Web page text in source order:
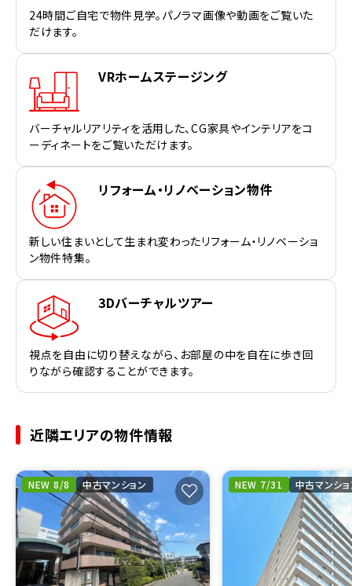
24時間ご自宅で物件見学。パノラマ画像や動画をご覧いた
だけます。
VRホームステージング
バーチャルリアリティを活用した、CG家具やインテリアをコ
ーディネートをご覧いただけます。
リフォーム・リノベーション物件
新しい住まいとして生まれ変わったリフォーム・リノベーショ
ン物件特集。
3Dバーチャルツアー
視点を自由に切り替えながら、お部屋の中を自在に歩き回
りながら確認することができます。
近隣エリアの物件情報
NEW 8/8 中古マンション NEW 7/31 中古マンシ